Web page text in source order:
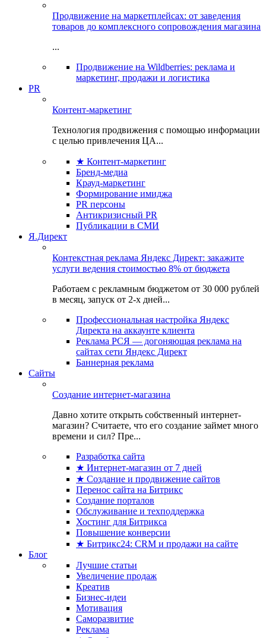
Продвижение на маркетплейсах: от заведения
товаров до комплексного сопровождения магазина
...
Продвижение на Wildberries: реклама и
маркетинг, продажи и логистика
PR
Контент-маркетинг
Технология продвижения с помощью информации
с целью привлечения ЦА...
★ Контент-маркетинг
Бренд-медиа
Крауд-маркетинг
Формирование имиджа
PR персоны
Антикризисный PR
Публикации в СМИ
Я.Директ
Контекстная реклама Яндекс Директ: закажите
услуги ведения стоимостью 8% от бюджета
Работаем с рекламным бюджетом от 30 000 рублей
в месяц, запуск от 2-х дней...
Профессиональная настройка Яндекс
Директа на аккаунте клиента
Реклама РСЯ — догоняющая реклама на
сайтах сети Яндекс Директ
Баннерная реклама
Сайты
Создание интернет-магазина
Давно хотите открыть собственный интернет-
магазин? Считаете, что его создание займет много
времени и сил? Пре...
Разработка сайта
★ Интернет-магазин от 7 дней
★ Создание и продвижение сайтов
Перенос сайта на Битрикс
Создание порталов
Обслуживание и техподдержка
Хостинг для Битрикса
Повышение конверсии
★ Битрикс24: CRM и продажи на сайте
Блог
Лучшие статьи
Увеличение продаж
Креатив
Бизнес-идеи
Мотивация
Саморазвитие
Реклама